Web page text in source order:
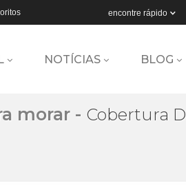
encontre rápido
NOTÍCIAS BLOG
morar - Cobertura